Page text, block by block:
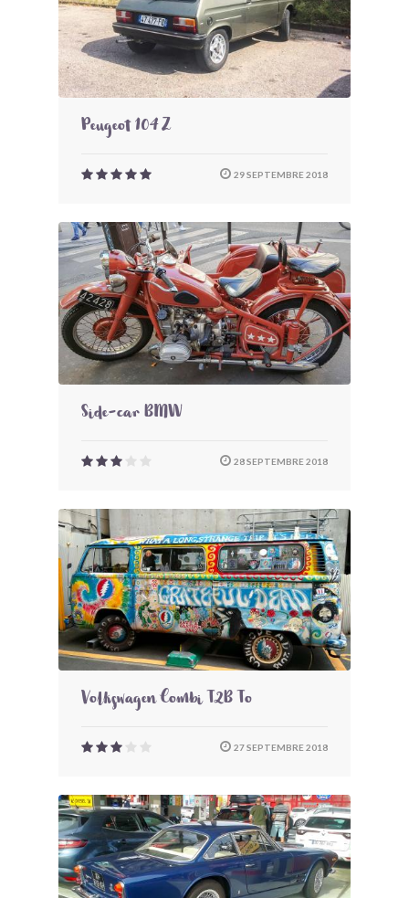
Peugeot 104 Z
29 SEPTEMBRE 2018
Side-car BMW
28 SEPTEMBRE 2018
Volkswagen Combi T2B To
27 SEPTEMBRE 2018